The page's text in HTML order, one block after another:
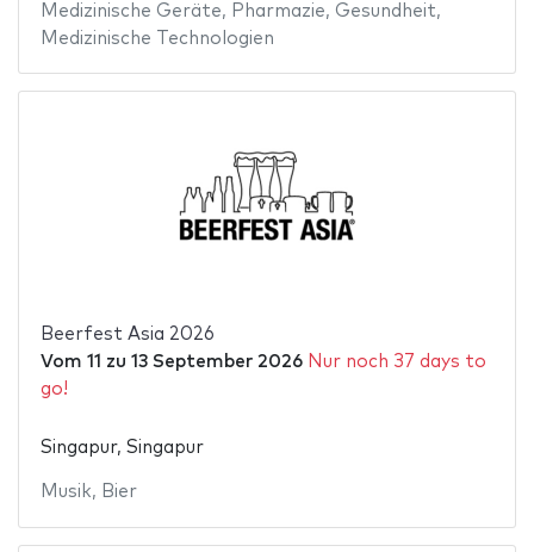
Medizinische Geräte, Pharmazie, Gesundheit,
Medizinische Technologien
Beerfest Asia 2026
Vom 11 zu 13 September 2026 Nur noch 37 days to
go!
Singapur, Singapur
Musik, Bier